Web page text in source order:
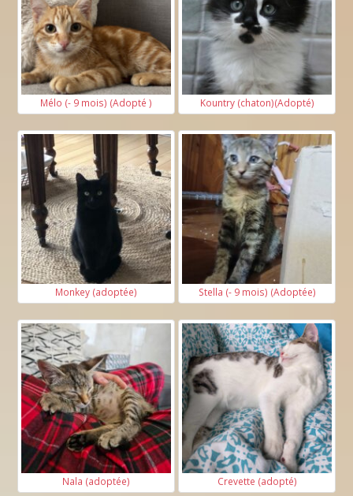
Mélo (- 9 mois) (Adopté ) Kountry (chaton)(Adopté)
Monkey (adoptée) Stella (- 9 mois) (Adoptée)
Nala (adoptée) Crevette (adopté)